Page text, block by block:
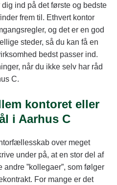
ind på det første og bedste
frem til. Ethvert kontor
og det er en god
steder, så du kan få en
bedst passer ind.
når du ikke selv har råd
C.
kontoret eller
i Aarhus C
over meget
under på, at en stor del af
”kollegaer”, som følger
For mange er det